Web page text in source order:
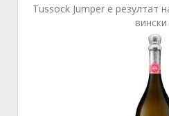
Tussock Jumper е резултат
вински